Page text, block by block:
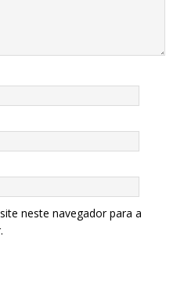
neste navegador para a